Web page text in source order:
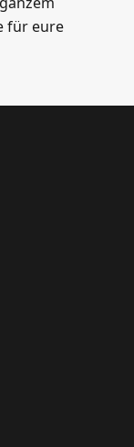
für eure